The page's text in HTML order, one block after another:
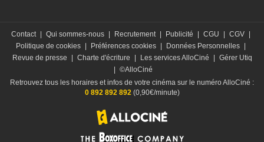
Contact | Qui sommes-nous | Recrutement | Publicité | CGU | CGV |
Politique de cookies | Préférences cookies | Données Personnelles |
Revue de presse
| Charte d'écriture | Les services AlloCiné | Gérer Utiq
| ©AlloCiné
Retrouvez tous les horaires et infos de votre cinéma sur le numéro AlloCiné :
0 892 892 892 (0,90€/minute)